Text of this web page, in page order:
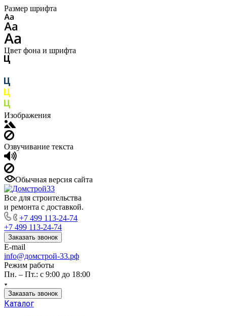
Размер шрифта
Цвет фона и шрифта
Изображения
Озвучивание текста
Обычная версия сайта
Все для строительства
и ремонта с доставкой.
+7 499 113-24-74
+7 499 113-24-74
Заказать звонок
E-mail
info@домстрой-33.рф
Режим работы
Пн. – Пт.: с 9:00 до 18:00
Заказать звонок
Каталог